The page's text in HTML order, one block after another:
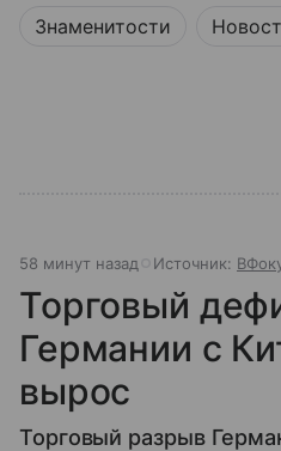
Знаменитости
58 минут назад Источник:
Торговый
Германии с
вырос
Торговый разрыв